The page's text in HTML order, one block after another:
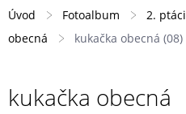
Úvod Fotoalbum 2. ptáci
obecná
kukačka obecná (08)
kukačka obecná